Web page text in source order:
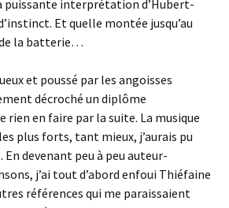
puissante interprétation d’Hubert-
Et quelle montée jusqu’au
de la batterie…
et poussé par les angoisses
décroché un diplôme
rien en faire par la suite. La musique
plus forts, tant mieux, j’aurais pu
devenant peu à peu auteur-
j’ai tout d’abord enfoui Thiéfaine
références qui me paraissaient